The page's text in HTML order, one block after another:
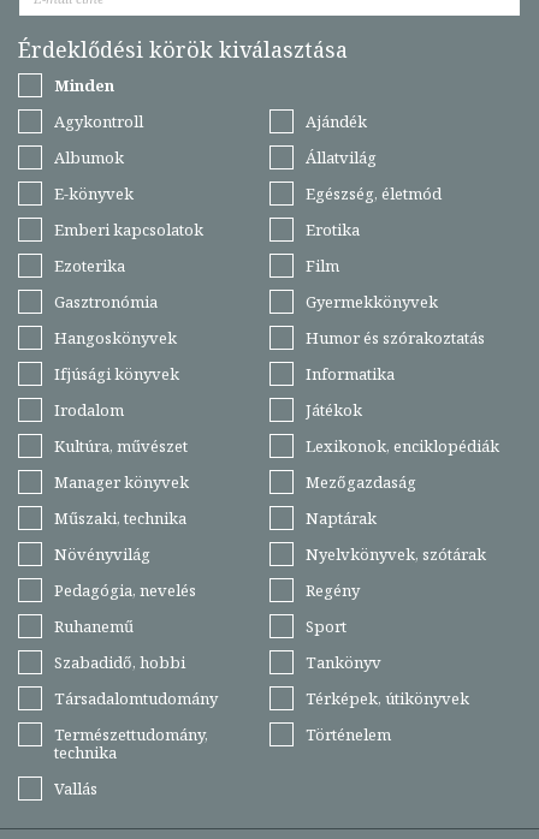
Érdeklődési körök kiválasztása
Minden
Agykontroll
Ajándék
Albumok
Állatvilág
E-könyvek
Egészség, életmód
Emberi kapcsolatok
Erotika
Ezoterika
Film
Gasztronómia
Gyermekkönyvek
Hangoskönyvek
Humor és szórakoztatás
Ifjúsági könyvek
Informatika
Irodalom
Játékok
Kultúra, művészet
Lexikonok, enciklopédiák
Manager könyvek
Mezőgazdaság
Műszaki, technika
Naptárak
Növényvilág
Nyelvkönyvek, szótárak
Pedagógia, nevelés
Regény
Ruhanemű
Sport
Szabadidő, hobbi
Tankönyv
Társadalomtudomány
Térképek, útikönyvek
Természettudomány,
technika
Történelem
Vallás